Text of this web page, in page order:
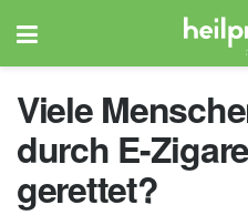
Viele
durch E-
gerettet?